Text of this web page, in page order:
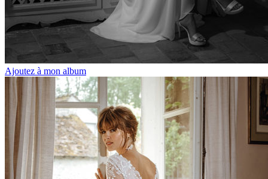
Ajoutez à mon album